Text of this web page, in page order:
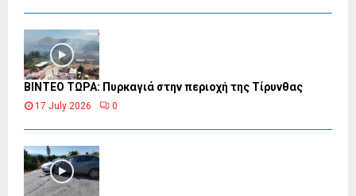
ΒΙΝΤΕΟ ΤΩΡΑ: Πυρκαγιά στην περιοχή της Τίρυνθας
17 July 2026 0